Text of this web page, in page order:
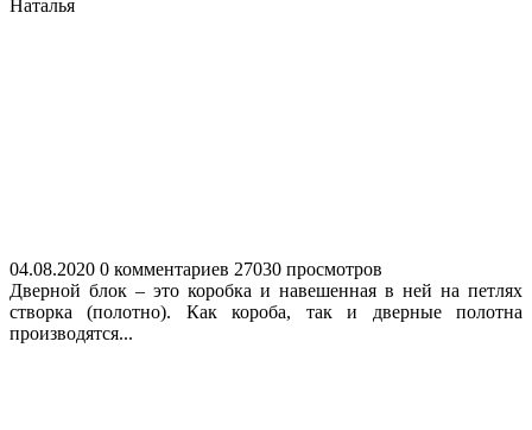
Наталья
04.08.2020 0 комментариев 27030 просмотров
Дверной блок – это коробка и навешенная в ней на петлях
створка (полотно). Как короба, так и дверные полотна
производятся...